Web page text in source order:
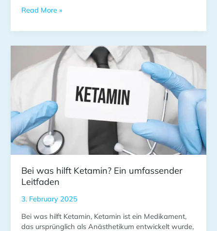
Read More »
Bei was hilft Ketamin? Ein umfassender
Leitfaden
3. February 2025
Bei was hilft Ketamin, Ketamin ist ein Medikament,
das ursprünglich als Anästhetikum entwickelt wurde,
hilft
umfassender
Leitfaden